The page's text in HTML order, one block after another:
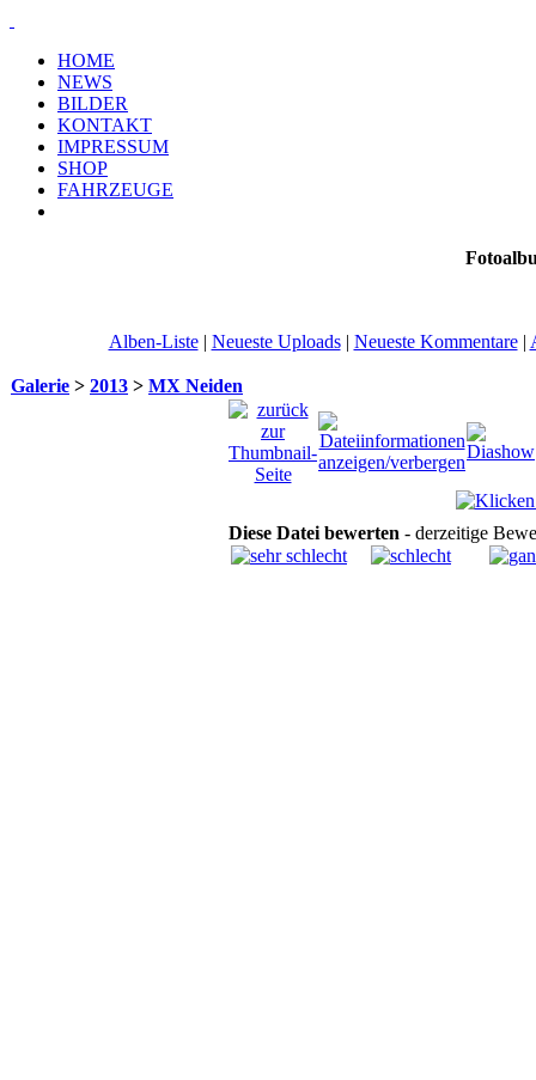
HOME
NEWS
BILDER
KONTAKT
IMPRESSUM
SHOP
FAHRZEUGE
Alben-Liste| Neueste Uploads| Neueste Kommentare|
Galerie > 2013 > MX Neiden
Diese Datei bewerten - derzeitige